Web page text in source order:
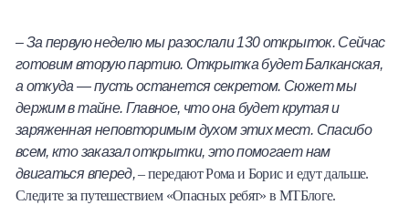
– За первую неделю мы разослали 130 открыток. Сейчас
готовим вторую партию. Открытка будет Балканская,
а откуда — пусть останется секретом. Сюжет мы
держим в тайне. Главное, что она будет крутая и
заряженная неповторимым духом этих мест. Спасибо
всем, кто заказал открытки, это помогает нам
двигаться вперед,– передают Рома и Борис и едут дальше.
Следите за путешествием «Опасных ребят» в МТБлоге.